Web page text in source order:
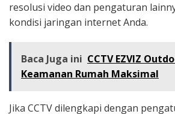
resolusi video dan pengaturan
kondisi jaringan internet Anda.
Baca Juga ini CCTV EZVIZ
Keamanan Rumah Maksimal
Jika CCTV dilengkapi dengan